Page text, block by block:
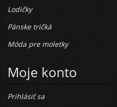
Lodičky
Pánske tričká
Móda pre moletky
Moje konto
Prihlásiť sa